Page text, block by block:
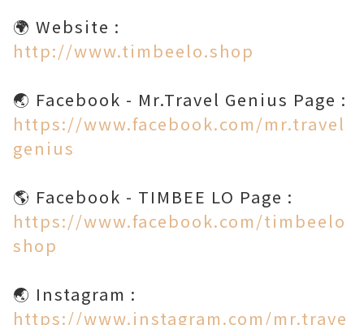
http://www.timbeelo.shop
https://www.facebook.com/mr.travel
genius
https://www.facebook.com/timbeelo
shop
https://www.instagram.com/mr.trave